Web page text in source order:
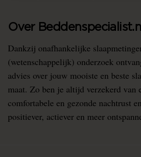
Over Beddenspecialist.nl
Dankzij onafhankelijke
(wetenschappelijk) onderzoek
advies over jouw mooiste en beste
maat. Zo ben je altijd verzekerd van
comfortabele en gezonde nachtrust
positiever, actiever en meer